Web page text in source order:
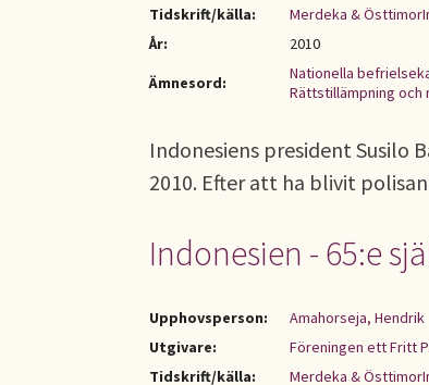
Tidskrift/källa:
Merdeka &
År:
2010
Ämnesord:
Nationella
Rättstillämpning
Indonesiens president Susilo
2010. Efter att ha blivit
Indonesien - 65:e
Upphovsperson:
Amahorseja, Hendrik
Utgivare:
Föreningen ett Fritt
Tidskrift/källa:
Merdeka &